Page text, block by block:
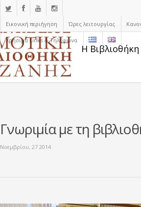
Εικονική περιήγηση Ώρες λειτουργίας
Χρήσιμα Links & Τηλέφωνα
Η
Γνωριμία με τη
Νοεμβρίου, 27 2014